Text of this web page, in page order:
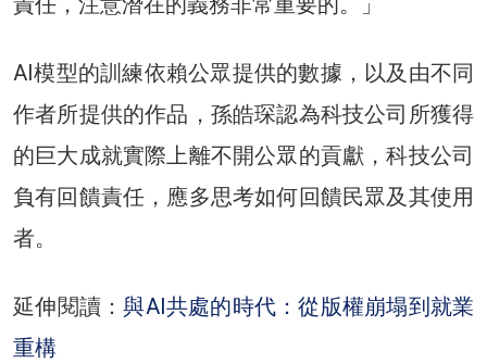
AI模型的訓練依賴公眾提供的數據，以及由不同
作者所提供的作品，孫皓琛認為科技公司所獲得
的巨大成就實際上離不開公眾的貢獻，科技公司
負有回饋責任，應多思考如何回饋民眾及其使用
者。
延伸閱讀：與AI共處的時代：從版權崩塌到就業
重構